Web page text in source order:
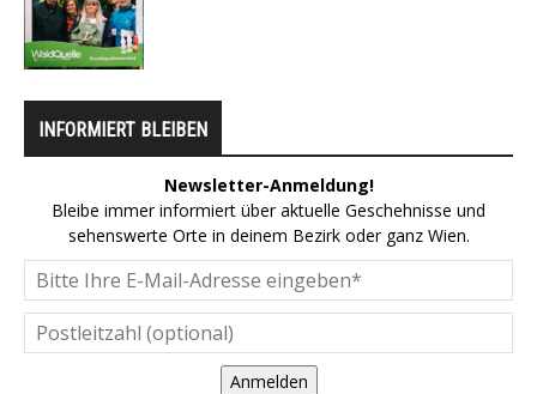
INFORMIERT BLEIBEN
Newsletter-Anmeldung!
Bleibe immer informiert über aktuelle Geschehnisse und
sehenswerte Orte in deinem Bezirk oder ganz Wien.
Anmelden